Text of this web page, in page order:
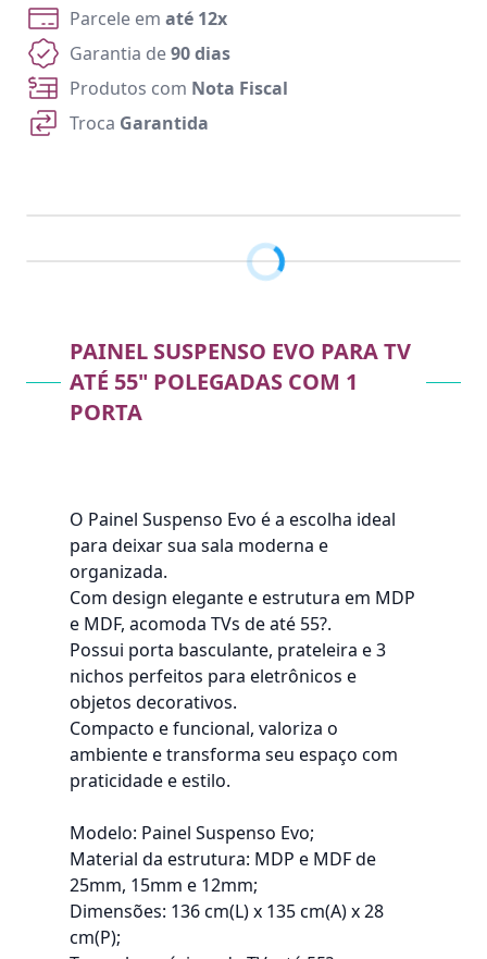
Parcele em até 12x
Garantia de90 dias
Produtos com Nota Fiscal
Troca Garantida
PAINEL SUSPENSO EVO PARA TV
ATÉ 55" POLEGADAS COM 1
PORTA
O Painel Suspenso Evo é a escolha ideal
para deixar sua sala moderna e
organizada.
Com design elegante e estrutura em MDP
e MDF, acomoda TVs de até 55?.
Possui porta basculante, prateleira e 3
nichos perfeitos para eletrônicos e
objetos decorativos.
Compacto e funcional, valoriza o
ambiente e transforma seu espaço com
praticidade e estilo.
Modelo: Painel Suspenso Evo;
Material da estrutura: MDP e MDF de
25mm, 15mm e 12mm;
Dimensões: 136 cm(L) x 135 cm(A) x 28
cm(P);